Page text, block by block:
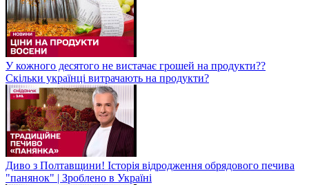
У кожного десятого не вистачає грошей на продукти??
Скільки українці витрачають на продукти?
Диво з Полтавщини! Історія відродження обрядового печива
"панянок" | Зроблено в Україні